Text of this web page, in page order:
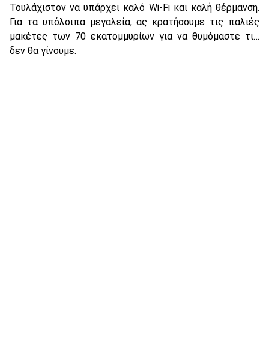
Τουλάχιστον να υπάρχει καλό Wi-Fi και καλή θέρμανση.
Για τα υπόλοιπα μεγαλεία, ας κρατήσουμε τις παλιές
μακέτες των 70 εκατομμυρίων για να θυμόμαστε τι…
δεν θα γίνουμε.